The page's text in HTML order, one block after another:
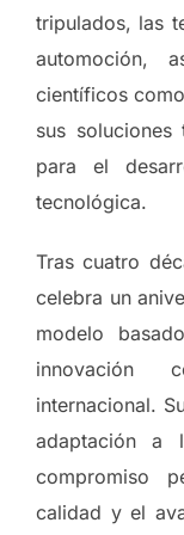
tripulados, las
automoción,
científicos
sus soluciones
para el
tecnológica.
Tras cuatro
celebra un
modelo
innovación
internacional.
adaptación a
compromiso
calidad y el